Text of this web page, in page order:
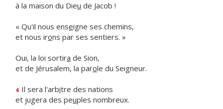
à la maison du Dieu de Jacob !
« Qu'il nous enseigne ses chemins,
et nous irons par ses sentiers. »
Oui, la loi sortira de Sion,
et de Jérusalem, la parole du Seigneur.
4 Il sera l'arbitre des nations
et jugera des peuples nombreux.